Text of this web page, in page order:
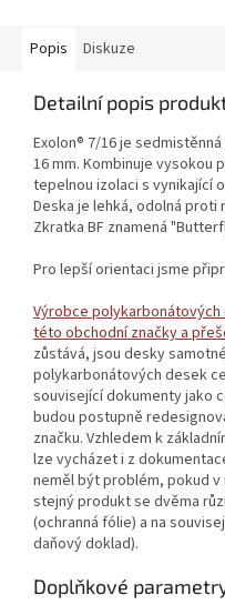
Popis Diskuze
Detailní popis
Exolon® 7/16 je
16 mm. Kombinuje
tepelnou izolaci s vynikající
Deska je lehká, odolná proti
Zkratka BF znamená
Pro lepší orientaci jsme
Výrobce
této obchodní značky a
zůstává, jsou desky
polykarbonátových desek
související dokumenty jako
budou postupně
značku. Vzhledem k
lze vycházet i z
neměl být problém, pokud
stejný produkt se dvěma
(ochranná fólie) a na
daňový doklad).
Doplňkové